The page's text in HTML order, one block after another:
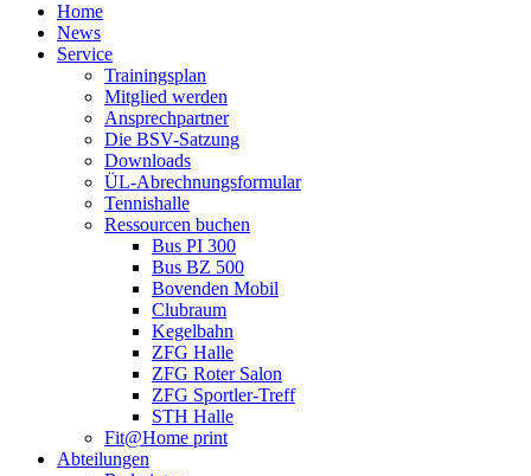
Home
News
Service
Trainingsplan
Mitglied werden
Ansprechpartner
Die BSV-Satzung
Downloads
ÜL-Abrechnungsformular
Tennishalle
Ressourcen buchen
Bus PI 300
Bus BZ 500
Bovenden Mobil
Clubraum
Kegelbahn
ZFG Halle
ZFG Roter Salon
ZFG Sportler-Treff
STH Halle
Fit@Home print
Abteilungen